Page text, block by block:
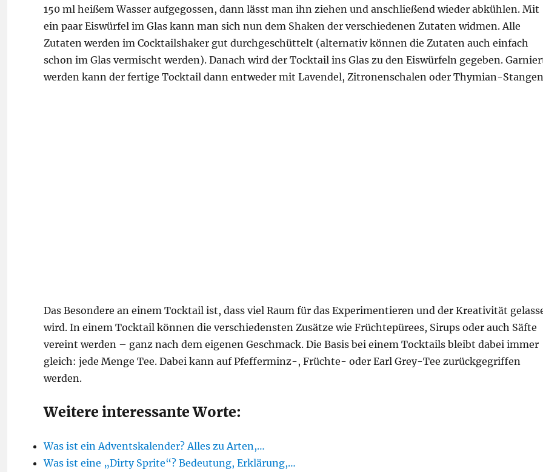
150 ml heißem Wasser aufgegossen, dann lässt man ihn ziehen und anschließend wieder abkühlen. Mit
ein paar Eiswürfel im Glas kann man sich nun dem Shaken der verschiedenen Zutaten widmen. Alle
Zutaten werden im Cocktailshaker gut durchgeschüttelt (alternativ können die Zutaten auch einfach
schon im Glas vermischt werden). Danach wird der Tocktail ins Glas zu den Eiswürfeln gegeben.
werden kann der fertige Tocktail dann entweder mit Lavendel, Zitronenschalen oder Thymian-
Das Besondere an einem Tocktail ist, dass viel Raum für das Experimentieren und der Kreativität
wird. In einem Tocktail können die verschiedensten Zusätze wie Früchtepürees, Sirups oder auch Säfte
vereint werden – ganz nach dem eigenen Geschmack. Die Basis bei einem Tocktails bleibt dabei immer
gleich: jede Menge Tee. Dabei kann auf Pfefferminz-, Früchte- oder Earl Grey-Tee zurückgegriffen
werden.
Weitere interessante Worte:
Was ist ein Adventskalender? Alles zu Arten,…
Was ist eine „Dirty Sprite“? Bedeutung, Erklärung,…